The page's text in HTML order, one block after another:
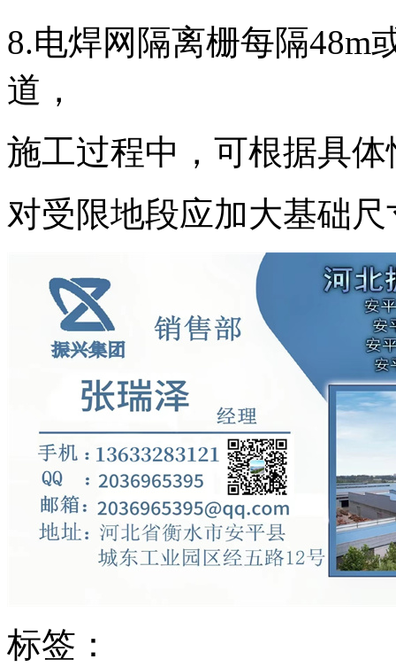
8.电焊网隔离栅每隔48m
道，
施工过程中，可根据具
对受限地段应加大基础
标签：